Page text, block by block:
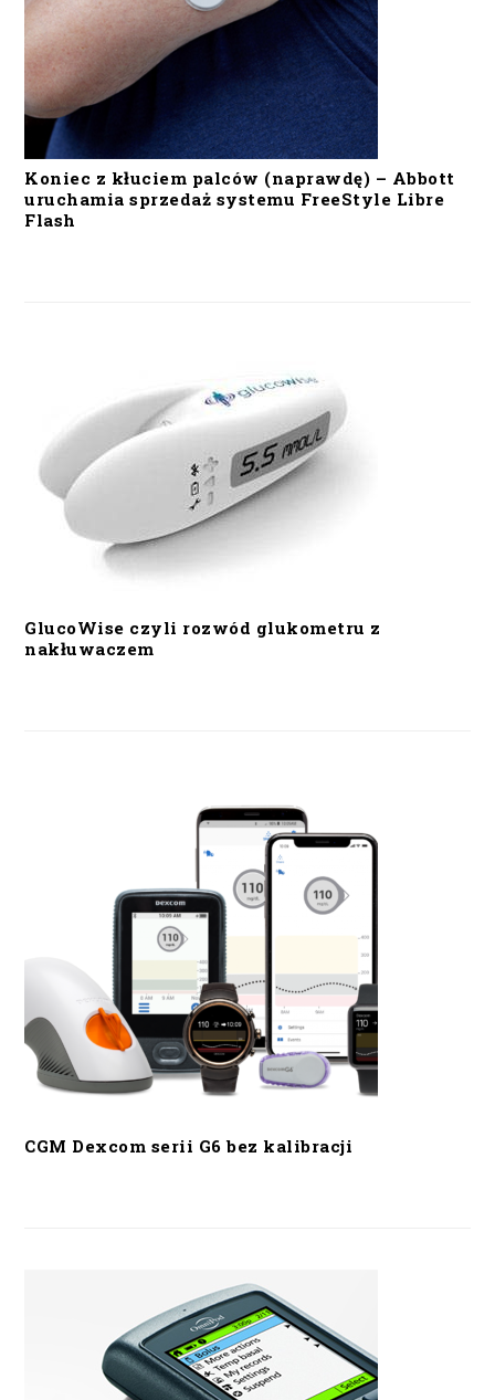
Koniec z kłuciem palców (naprawdę) – Abbott
uruchamia sprzedaż systemu FreeStyle Libre
Flash
GlucoWise czyli rozwód glukometru z
nakłuwaczem
CGM Dexcom serii G6 bez kalibracji